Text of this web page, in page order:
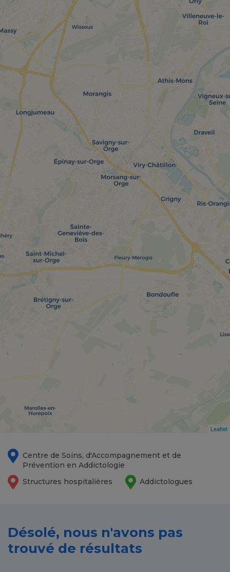
Leaflet
Centre de Soins, d'Accompagnement et de
Prévention en Addictologie
Structures hospitalières
Addictologues
Désolé, nous n'avons pas
trouvé de résultats